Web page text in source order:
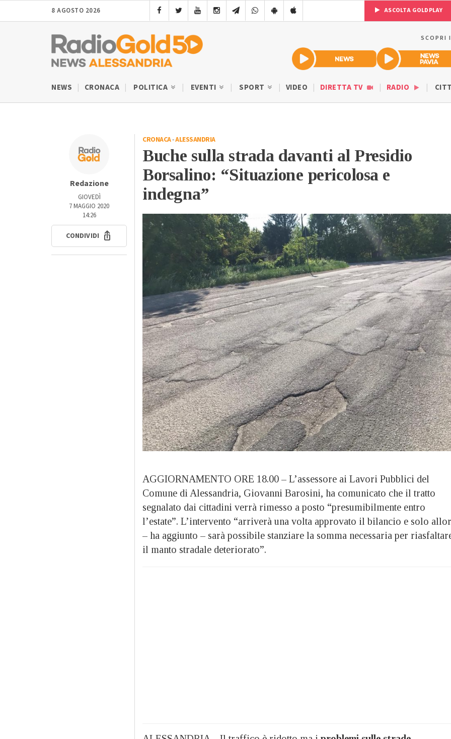
8 AGOSTO 2026 ASCOLTA GOLDPLAY
SCOPRI
NEWS CRONACA POLITICA EVENTI SPORT VIDEO DIRETTA TV RADIO
Redazione
GIOVEDÌ
7 MAGGIO 2020
14:26
CONDIVIDI
CRONACA-ALESSANDRIA
Buche sulla strada davanti al Presidio
Borsalino: “Situazione pericolosa e
indegna”
AGGIORNAMENTO ORE 18.00 – L’assessore ai Lavori Pubblici del
Comune di Alessandria, Giovanni Barosini, ha comunicato che il tratto
segnalato dai cittadini verrà rimesso a posto “presumibilmente entro
l’estate”. L’intervento “arriverà una volta approvato il bilancio e solo
– ha aggiunto – sarà possibile stanziare la somma necessaria per
il manto stradale deteriorato”.